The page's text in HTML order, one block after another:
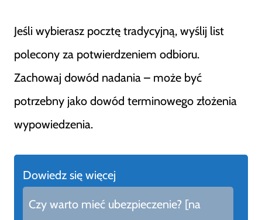
Jeśli wybierasz pocztę tradycyjną, wyślij list
polecony za potwierdzeniem odbioru.
Zachowaj dowód nadania – może być
potrzebny jako dowód terminowego złożenia
wypowiedzenia.
Dowiedz się więcej
Czy warto mieć ubezpieczenie? [na